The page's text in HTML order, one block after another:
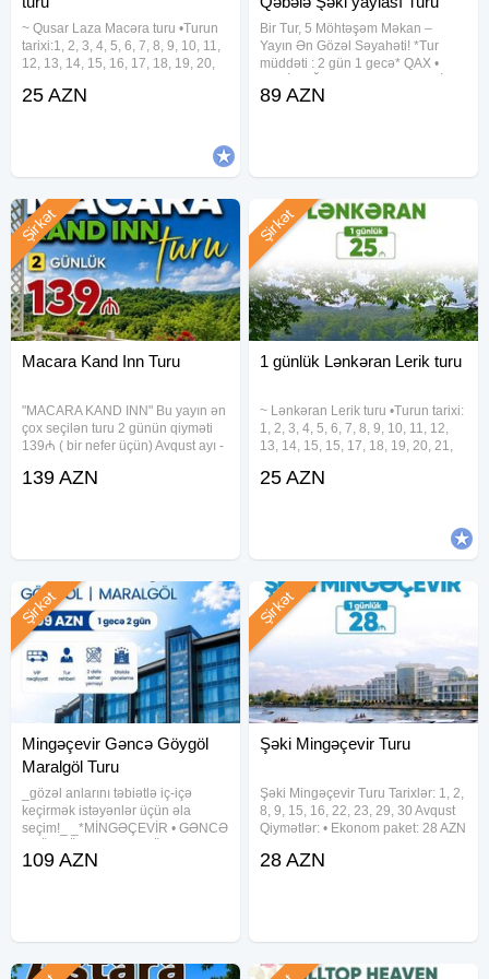
—————-—————-—————-
*Görüş nöqtəsi:*
Gecikmə — macəranı qaçırmaqdır!
—————-—————-—————-
*QEYD VƏ ŞƏRTLƏR*
•Qiymət 2/3 nəfərlik otaqda 1nəfər üçün nəzərdə tutulub.
•Ekskursiya zamanı ödənişli məkanların giriş biletləri
qiymətə daxil deyil.
•Otaqda tək qalmaq istəyənlər üçün əlavə ödəniş:25 AZN
•6 yaşa qədər uşaqlar üçün tur pulsuzdur, əgər nəqliyyatda
•Hava şəraiti və logistika səbəbilə proqramda dəyişiklik ola
bilər.
•Tura 2 gün və ya daha az vaxt qalmış ləğv edilən
~ Qusar Laza Macəra turu •Turun
tarixi:1, 2, 3, 4, 5, 6, 7, 8, 9, 10, 11,
12, 13, 14, 15, 16, 17, 18, 19, 20,
30, 31 Avqust •Turun qiyməti:
25 AZN
Bir Tur, 5 Möhtəşəm Məkan –
Yayın Ən Gözəl Səyahəti! *Tur
müddəti : 2 gün 1 gecə* QAX •
YAYLASI Qiymət: Otel Binasında
89 AZN
Macara Kand Inn Turu
"MACARA KAND INN" Bu yayın ən
çox seçilən turu 2 günün qiyməti
139₼ ( bir nefer üçün) Avqust ayı -
tarixləri: • 6-7, 7-8 Avqust • 13-14,
Şirkət
139 AZN
1 günlük Lənkəran Lerik turu
~ Lənkəran Lerik turu •Turun tarixi:
1, 2, 3, 4, 5, 6, 7, 8, 9, 10, 11, 12,
13, 14, 15, 15, 17, 18, 19, 20, 21,
31 Avqust •Turun qiyməti: •Ekonom
Şirkət
25 AZN
Mingəçevir Gəncə Göygöl
Maralgöl Turu
_gözəl anlarını təbiətlə iç-içə
keçirmək istəyənlər üçün əla
seçim!_ _*MİNGƏÇEVİR • GƏNCƏ
1-2 Avqust 8-9 Avqust 15-16
Şirkət
109 AZN
Şəki Mingəçevir Turu
Şəki Mingəçevir Turu Tarixlər: 1, 2,
8, 9, 15, 16, 22, 23, 29, 30 Avqust
Qiymətlər: • Ekonom paket: 28 AZN
yeməyi daxil) Qiymətə daxildir: •
Şirkət
28 AZN